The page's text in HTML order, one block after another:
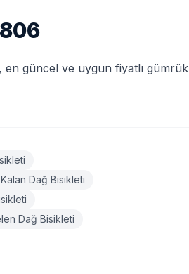
en güncel ve uygun fiyatlı gümrük
Dağ Bisikleti
Dağ Bisikleti